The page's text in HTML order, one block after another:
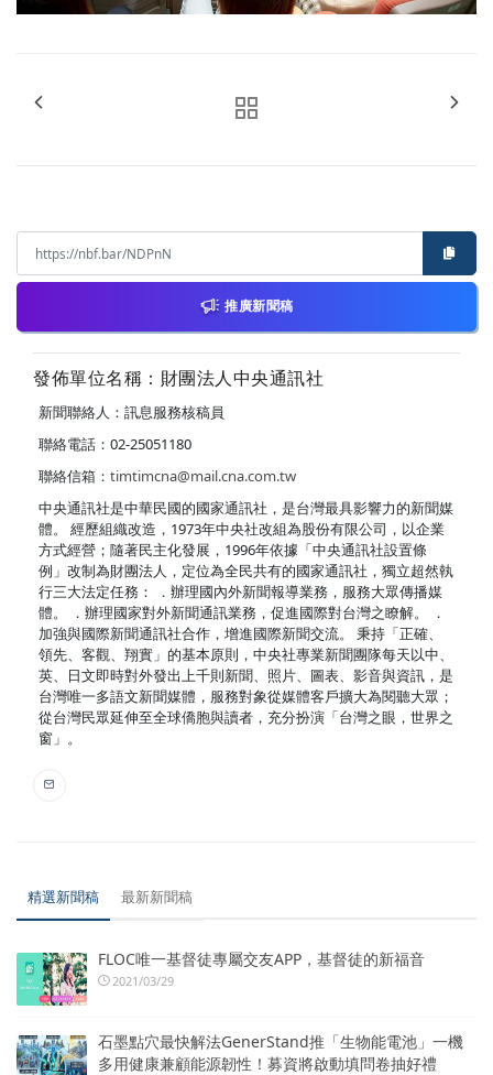
推廣新聞稿
發佈單位名稱：財團法人中央通訊社
新聞聯絡人：訊息服務核稿員
聯絡電話：02-25051180
聯絡信箱： timtimcna@mail.cna.com.tw
中央通訊社是中華民國的國家通訊社，是台灣最具影響力的新聞媒
體。 經歷組織改造，1973年中央社改組為股份有限公司，以企業
方式經營；隨著民主化發展，1996年依據「中央通訊社設置條
例」改制為財團法人，定位為全民共有的國家通訊社，獨立超然執
行三大法定任務： ．辦理國內外新聞報導業務，服務大眾傳播媒
體。 ．辦理國家對外新聞通訊業務，促進國際對台灣之瞭解。 ．
加強與國際新聞通訊社合作，增進國際新聞交流。 秉持「正確、
領先、客觀、翔實」的基本原則，中央社專業新聞團隊每天以中、
英、日文即時對外發出上千則新聞、照片、圖表、影音與資訊，是
台灣唯一多語文新聞媒體，服務對象從媒體客戶擴大為閱聽大眾；
從台灣民眾延伸至全球僑胞與讀者，充分扮演「台灣之眼，世界之
窗」。
精選新聞稿 最新新聞稿
FLOC唯一基督徒專屬交友APP，基督徒的新福音
2021/03/29
石墨點穴最快解法GenerStand推「生物能電池」一機
多用健康兼顧能源韌性！募資將啟動填問卷抽好禮